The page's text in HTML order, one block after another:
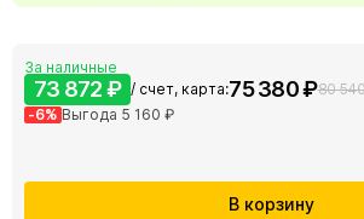
За наличные
73 872 ₽ / счет, карта:75 380 ₽80
-6% Выгода 5 160 ₽
В корзину